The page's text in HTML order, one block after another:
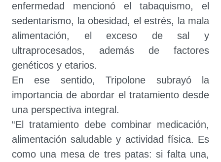
enfermedad mencionó el tabaquismo, el
sedentarismo, la obesidad, el estrés, la mala
alimentación, el exceso de sal y
ultraprocesados, además de factores
genéticos y etarios.
En ese sentido, Tripolone subrayó la
importancia de abordar el tratamiento desde
una perspectiva integral.
“El tratamiento debe combinar medicación,
alimentación saludable y actividad física. Es
como una mesa de tres patas: si falta una,